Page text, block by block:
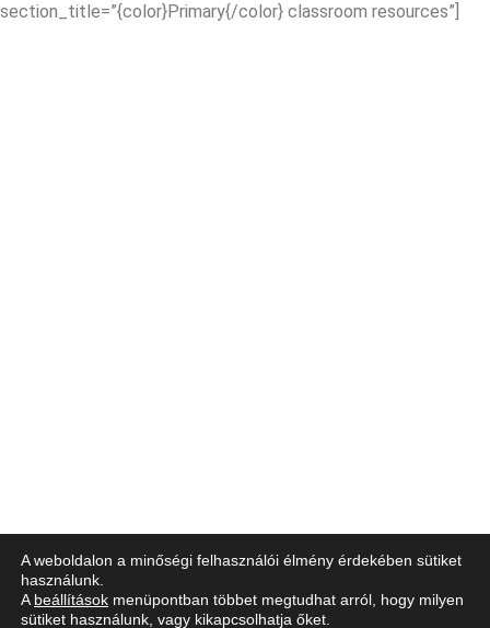
section_title=”{color}Primary{/color} classroom resources”]
A weboldalon a minőségi felhasználói élmény érdekében sütiket
használunk.
A beállítások menüpontban többet megtudhat arról, hogy milyen
sütiket használunk, vagy kikapcsolhatja őket.